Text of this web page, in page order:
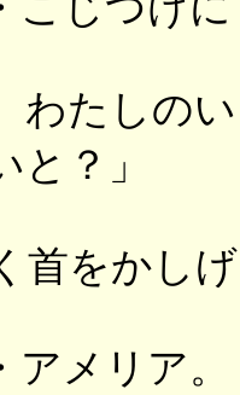
わたしの
？」
首をかし
アメリア。